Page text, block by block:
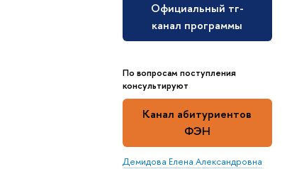
Официальный тг-
канал программы
По вопросам поступления
консультируют
Канал абитуриентов
ФЭН
Демидова Елена Александровна